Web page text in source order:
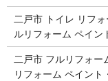
二戸市 トイレ リフ
ルリフォーム ペイン
二戸市 フルリフォー
リフォーム ペイント